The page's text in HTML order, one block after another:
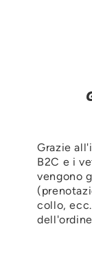
Grazie
B2C e i
vengono
collo,